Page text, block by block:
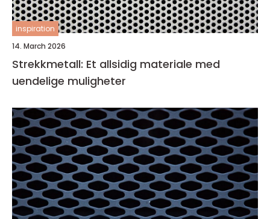
inspiration
14. March 2026
Strekkmetall: Et allsidig materiale med
uendelige muligheter